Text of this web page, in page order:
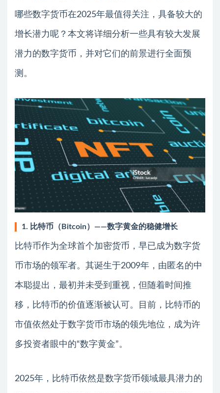
哪些数字货币在2025年最值得关注，具备较大的
增长潜力呢？本文将详细分析一些具有较大发展
潜力的数字货币，并对它们的前景进行全面预
测。
1. 比特币（Bitcoin）——数字黄金的稳健增长
比特币作为全球首个加密货币，早已成为数字货
币市场的领军者。其诞生于2009年，由匿名的中
本聪提出，最初并未受到重视，但随着时间推
移，比特币的价值逐渐被认可。目前，比特币的
市值依然处于数字货币市场的领先地位，成为许
多投资者眼中的“数字黄金”。
2025年，比特币依然是数字货币领域最具潜力的